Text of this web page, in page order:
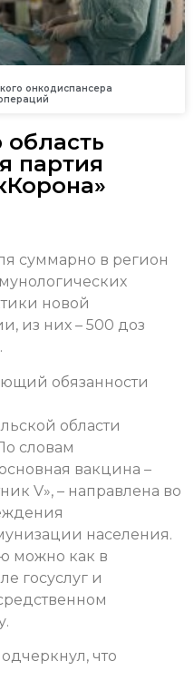
онкодиспансера
партия
суммарно в регион
новой
из них – 500 доз
обязанности
области
словам
вакцина –
V», – направлена во
населения.
можно как в
госуслуг и
что